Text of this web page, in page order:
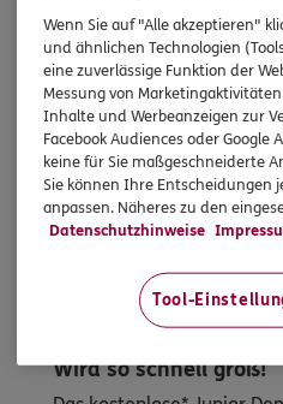
Entdecken Sie die
Wird so schnell groß!
Wenn Sie auf "Alle akzeptieren"
und ähnlichen Technologien
eine zuverlässige Funktion der
Messung von
Inhalte und Werbeanzeigen zur
Facebook Audiences oder Google
keine für Sie maßgeschneiderte
Sie können Ihre Entscheidungen
anpassen. Näheres zu den
Datenschutzhinweise
Tool-